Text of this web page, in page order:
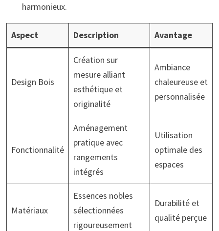
harmonieux.
Aspect Description Avantage
Design Bois
Création sur
mesure alliant
esthétique et
originalité
Ambiance
chaleureuse et
personnalisée
Fonctionnalité
Aménagement
pratique avec
rangements
intégrés
Utilisation
optimale des
espaces
Matériaux
Essences nobles
sélectionnées
rigoureusement
Durabilité et
qualité perçue